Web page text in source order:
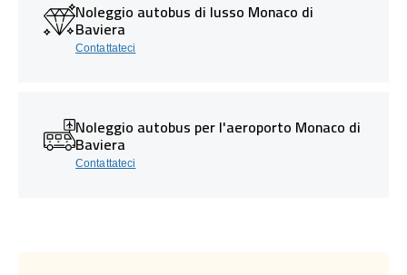
Noleggio autobus di lusso Monaco di
Baviera
Contattateci
Noleggio autobus per l'aeroporto Monaco di
Baviera
Contattateci